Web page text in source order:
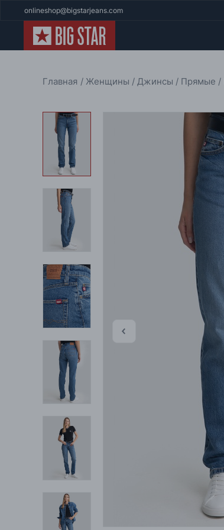
onlineshop@bigstarjeans.com
Главная Женщины Джинсы Прямые